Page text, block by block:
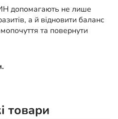
допомагають не лише
а й відновити баланс
та повернути
товари